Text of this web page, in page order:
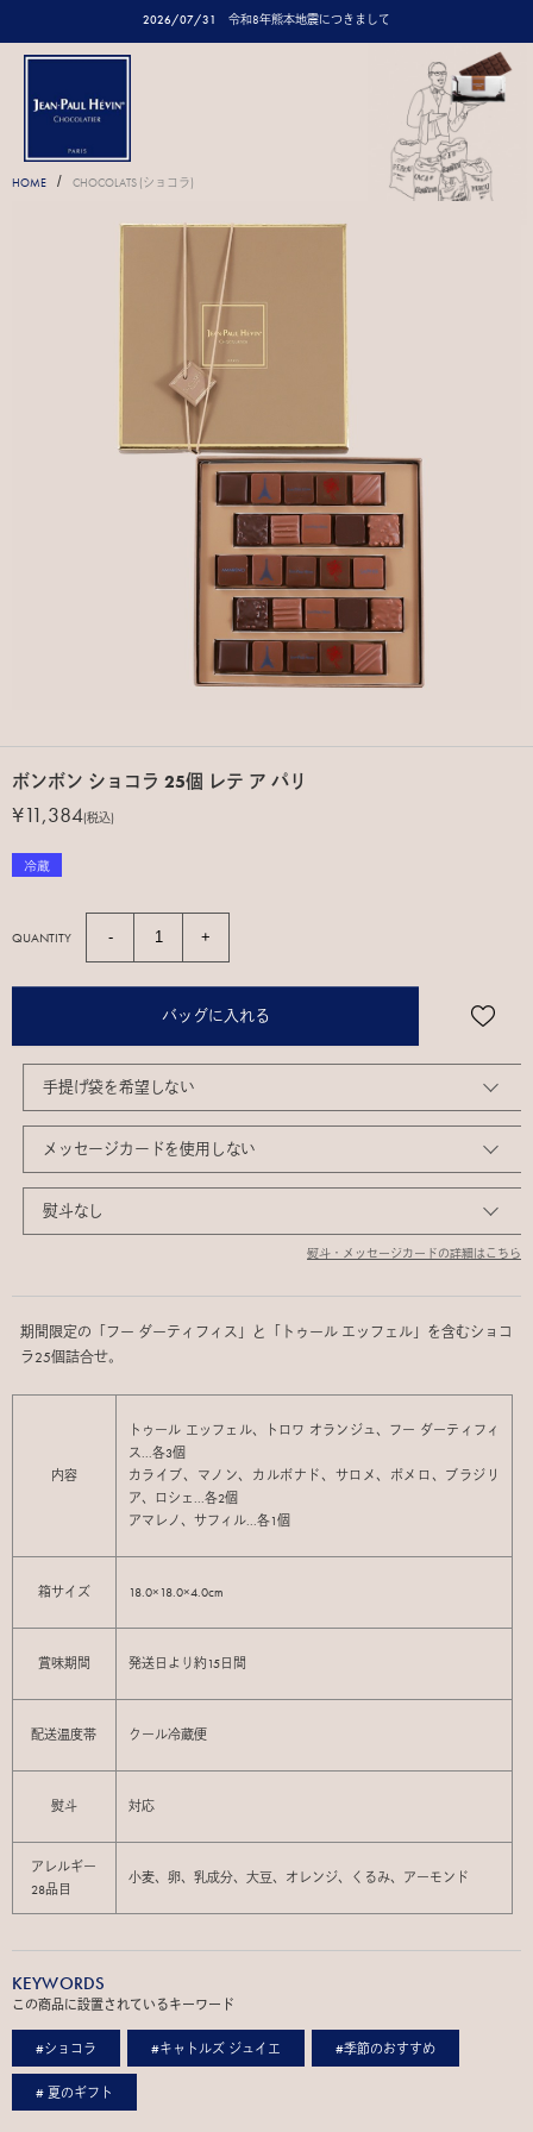
2026/07/31 令和8年熊本地震につきまして
HOME / CHOCOLATS (ショコラ)
ボンボン ショコラ 25個 レテ ア パリ
¥11,384(税込)
QUANTITY
バッグに入れる
熨斗・メッセージカードの詳細はこちら
期間限定の「フー ダーティフィス」と「トゥール エッフェル」を含むショコ
ラ25個詰合せ。
内容
トゥール エッフェル、トロワ オランジュ、フー ダーティフィ
ス...各3個
カライブ、マノン、カルボナド、サロメ、ポメロ、ブラジリ
ア、ロシェ...各2個
アマレノ、サフィル...各1個
箱サイズ 18.0×18.0×4.0cm
賞味期間 発送日より約15日間
配送温度帯 クール冷蔵便
熨斗 対応
アレルギー
28品目
小麦、卵、乳成分、大豆、オレンジ、くるみ、アーモンド
KEYWORDS
この商品に設置されているキーワード
#ショコラ #キャトルズ ジュイエ #季節のおすすめ
# 夏のギフト